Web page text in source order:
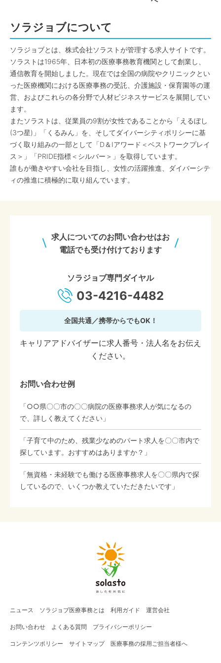
ソラジョブについて
ソラジョブとは、株式会社ソラストが管理する求人サイトです。
ソラストは1965年、日本初の医療事務教育機関として創業し、
通信教育を開始しました。現在では全国の病院やクリニックとい
った医療機関における医療事務の受託、介護施設・保育園等の運
営、およびこれらの各分野で人材ビジネスサービスを展開してい
ます。
またソラストは、従業員の9割が女性であることから「えるぼし
(3つ星)」「くるみん」を、そしてダイバーシティポリシーに基
づく取り組みの一部として「D＆Iアワード＜ベストワークプレイ
ス＞」「PRIDE指標＜シルバー＞」を取得しています。
誰もが働きやすい会社を目指し、女性の活躍推進、ダイバーシテ
ィの推進に積極的に取り組んでいます。
求人についてのお問い合わせはお
電話でも受け付けております
ソラジョブ専門ダイヤル
03-4216-4482
全国共通／携帯からでもOK！
キャリアアドバイザーに求人番号・法人名をお伝え
ください。
お問い合わせ例
「○○県〇〇市の〇〇病院の医療事務求人が気になるの
で、詳しく教えてください」
「子育て中のため、残業少なめのパート求人を〇〇市内で
探しています。おすすめはありますか？」
「無資格・未経験でも働ける医療事務求人を〇〇県内で探
しているので、いくつか教えていただきたいです」
ニュース ソラジョブ医療事務 とは 利用ガイド 運営会社
お問い合わせ よくある質問 プライバシーポリシー
コンテンツポリシー サイトマップ 医療事務の採用ご担当者様へ